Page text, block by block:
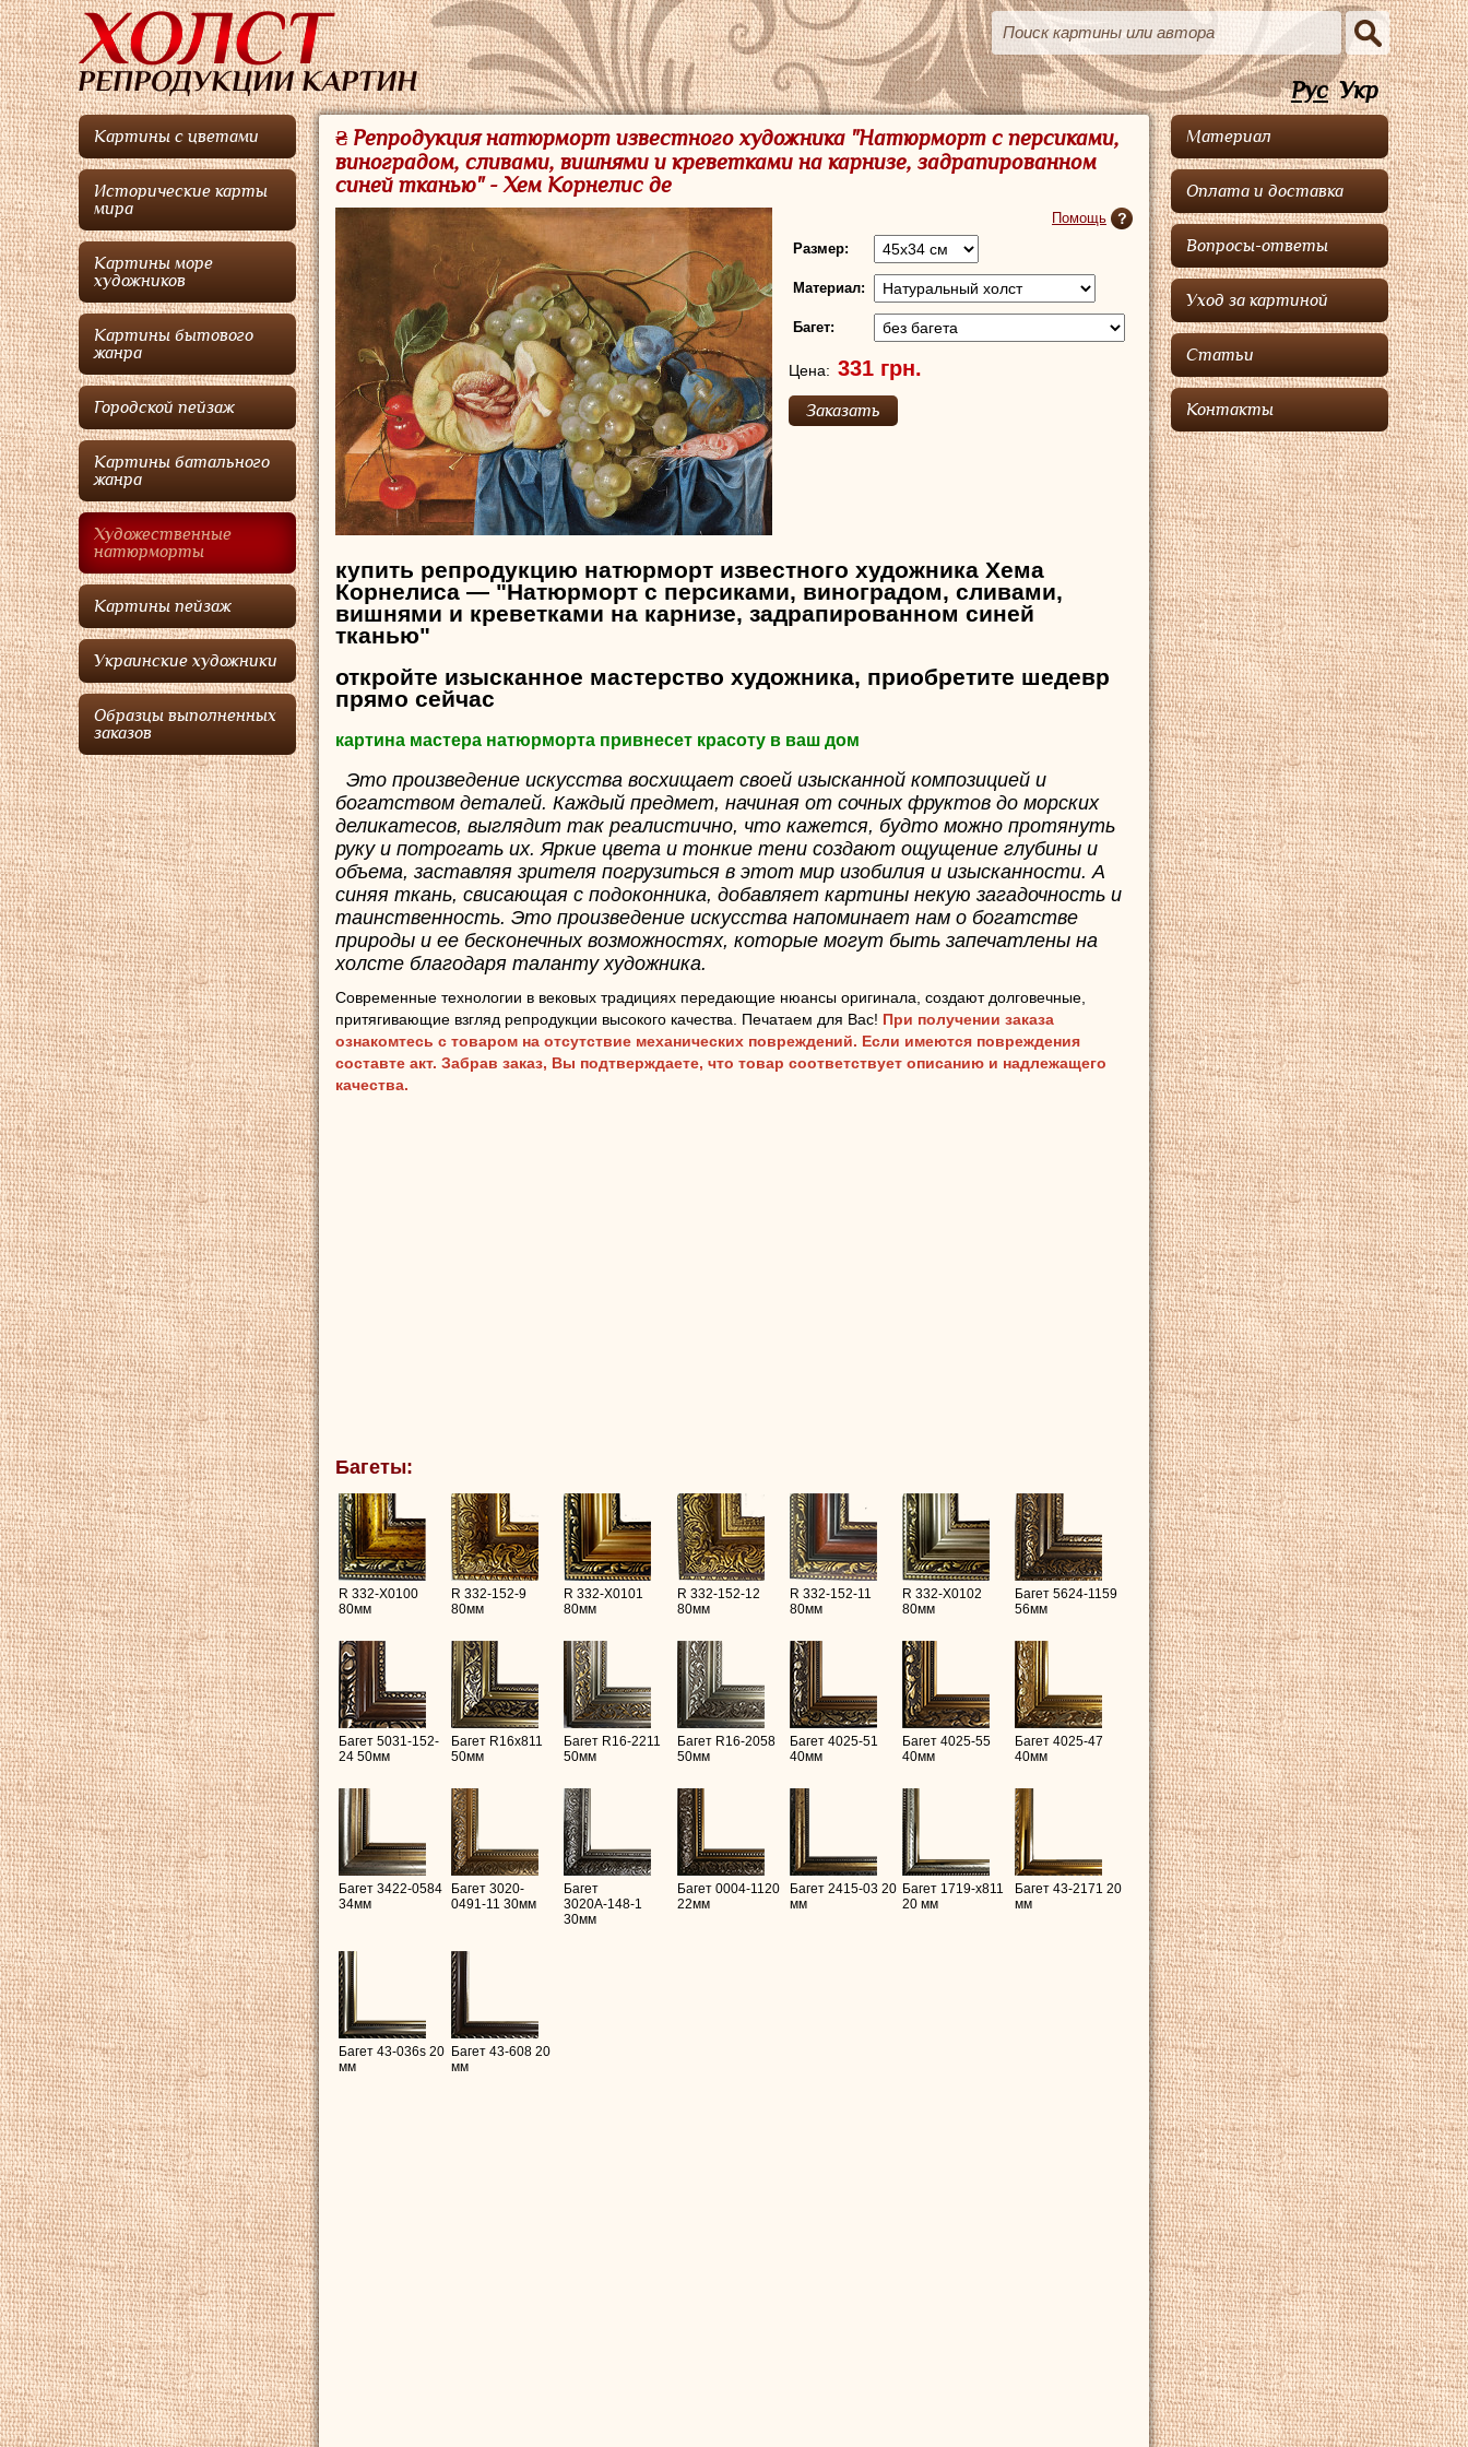
Рус Укр
Картины с цветами
Исторические карты
мира
Картины море
художников
Картины бытового
жанра
Городской пейзаж
Картины батального
жанра
Художественные
натюрморты
Картины пейзаж
Украинские художники
Образцы выполненных
заказов
₴ Репродукция натюрморт известного художника "Натюрморт с персиками,
виноградом, сливами, вишнями и креветками на карнизе, задрапированном
синей тканью" - Хем Корнелис де
Помощь
Размер:
Материал:
Багет:
Цена:
купить репродукцию натюрморт известного художника Хема
Корнелиса — "Натюрморт с персиками, виноградом, сливами,
вишнями и креветками на карнизе, задрапированном синей
тканью"
откройте изысканное мастерство художника, приобретите шедевр
прямо сейчас
картина мастера натюрморта привнесет красоту в ваш дом
Это произведение искусства восхищает своей изысканной композицией и
богатством деталей. Каждый предмет, начиная от сочных фруктов до морских
деликатесов, выглядит так реалистично, что кажется, будто можно протянуть
руку и потрогать их. Яркие цвета и тонкие тени создают ощущение глубины и
объема, заставляя зрителя погрузиться в этот мир изобилия и изысканности. А
синяя ткань, свисающая с подоконника, добавляет картины некую загадочность и
таинственность. Это произведение искусства напоминает нам о богатстве
природы и ее бесконечных возможностях, которые могут быть запечатлены на
холсте благодаря таланту художника.
Современные технологии в вековых традициях передающие нюансы оригинала, создают долговечные,
притягивающие взгляд репродукции высокого качества. Печатаем для Вас! При получении заказа
ознакомтесь с товаром на отсутствие механических повреждений. Если имеются повреждения
составте акт. Забрав заказ, Вы подтверждаете, что товар соответствует описанию и надлежащего
качества.
Багеты:
R 332-X0100
80мм
R 332-152-9
80мм
R 332-X0101
80мм
R 332-152-12
80мм
R 332-152-11
80мм
R 332-X0102
80мм
Багет 5624-1159
56мм
Багет 5031-152-
24 50мм
Багет R16х811
50мм
Багет R16-2211
50мм
Багет R16-2058
50мм
Багет 4025-51
40мм
Багет 4025-55
40мм
Багет 4025-47
40мм
Багет 3422-0584
34мм
Багет 3020-
0491-11 30мм
Багет
3020А-148-1
30мм
Багет 0004-1120
22мм
Багет 2415-03 20
мм
Багет 1719-x811
20 мм
Багет 43-2171 20
мм
Багет 43-036s 20
мм
Багет 43-608 20
мм
Материал
Оплата и доставка
Вопросы-ответы
Уход за картиной
Статьи
Контакты